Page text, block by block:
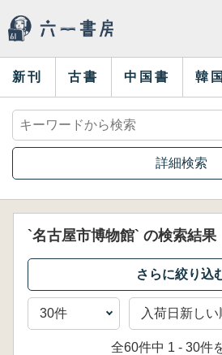
新刊 古書 中国書 韓
詳細検索
`名古屋市博物館` の検索結果
全60件中 1 - 30件